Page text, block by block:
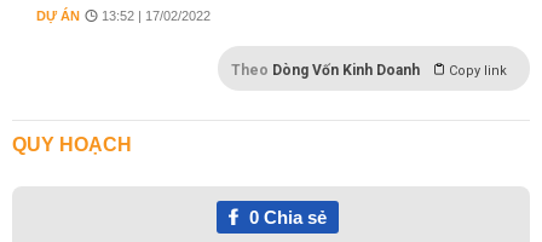
DỰ ÁN 13:52 | 17/02/2022
Theo Dòng Vốn Kinh Doanh Copy link
QUY HOẠCH
0Chia sẻ